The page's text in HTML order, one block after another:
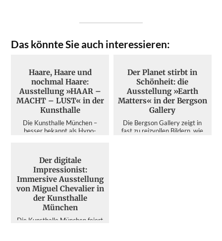
Das könnte Sie auch interessieren:
Haare, Haare und
nochmal Haare:
Ausstellung »HAAR –
MACHT – LUST« in der
Kunsthalle
Die Kunsthalle München –
besser bekannt als Hypo-
Der Planet stirbt in
Schönheit: die
Ausstellung »Earth
Matters« in der Bergson
Gallery
Die Bergson Gallery zeigt in
fast zu reizvollen Bildern, wie
Der digitale
Impressionist:
Immersive Ausstellung
von Miguel Chevalier in
der Kunsthalle
München
Die Kunsthalle München feiert